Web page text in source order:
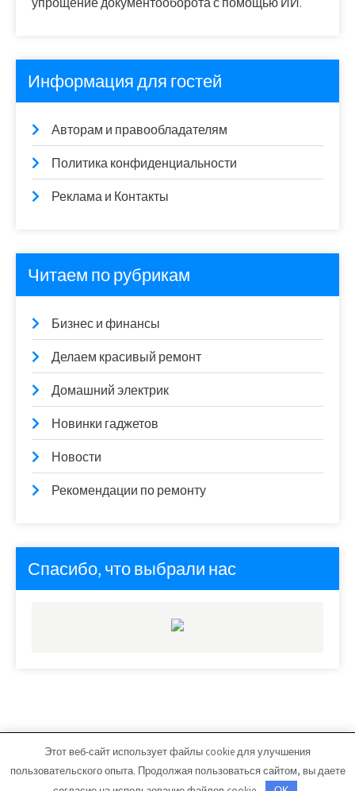
Информация для гостей
Авторам и правообладателям
Политика конфиденциальности
Реклама и Контакты
Читаем по рубрикам
Бизнес и финансы
Делаем красивый ремонт
Домашний электрик
Новинки гаджетов
Новости
Рекомендации по ремонту
Спасибо, что выбрали нас
ars-master.ru - Работает на WordPress
Тема от Grace Themes
Этот веб-сайт использует файлы cookie для улучшения
пользовательского опыта. Продолжая пользоваться сайтом, вы даете